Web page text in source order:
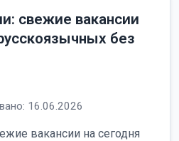
свежие вакансии
без
16.06.2026
вакансии на сегодня